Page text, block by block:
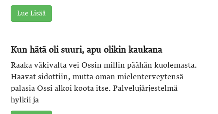
Lue Lisää
Kun hätä oli suuri, apu olikin kaukana
Raaka väkivalta vei Ossin millin päähän kuolemasta.
Haavat sidottiin, mutta oman mielenterveytensä
palasia Ossi alkoi koota itse. Palvelujärjestelmä
hylkii ja